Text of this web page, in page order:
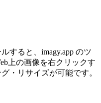
すると、imagy.app のツ
上の画像を右クリックす
・リサイズが可能です。